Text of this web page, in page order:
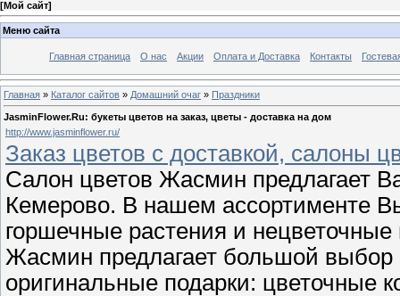
[Мой сайт]
Меню сайта
Главная страница О нас Акции Оплата и Доставка Контакты
Главная » Каталог сайтов » Домашний очаг » Праздники
JasminFlower.Ru: букеты цветов на заказ, цветы - доставка на дом
http://www.jasminflower.ru/
Заказ цветов с доставкой, салоны
Салон цветов Жасмин предлагает
Кемерово. В нашем ассортименте
горшечные растения и
Жасмин предлагает большой выбор
оригинальные подарки: цветочные